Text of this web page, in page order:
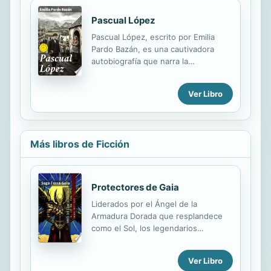
Pascual López
Pascual López, escrito por Emilia
Pardo Bazán, es una cautivadora
autobiografía que narra la
medicina en la universidad. A través
de esta historia, el autor comparte la
mientras navega por los desafíos y
triunfos de su carrera profesional.
Descubre los altibajos, los retos y las
satisfacciones de seguir una
en esta fascinante autobiografía.
Ver Libro
Más libros de Ficción
Protectores de Gaia
Liderados por el Ángel de la
Armadura Dorada que resplandece
como el Sol, los legendarios
a la humanidad por más de once mil
años en contra de las amenazas que
Ver Libro